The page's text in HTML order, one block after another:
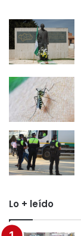
Lo + leído